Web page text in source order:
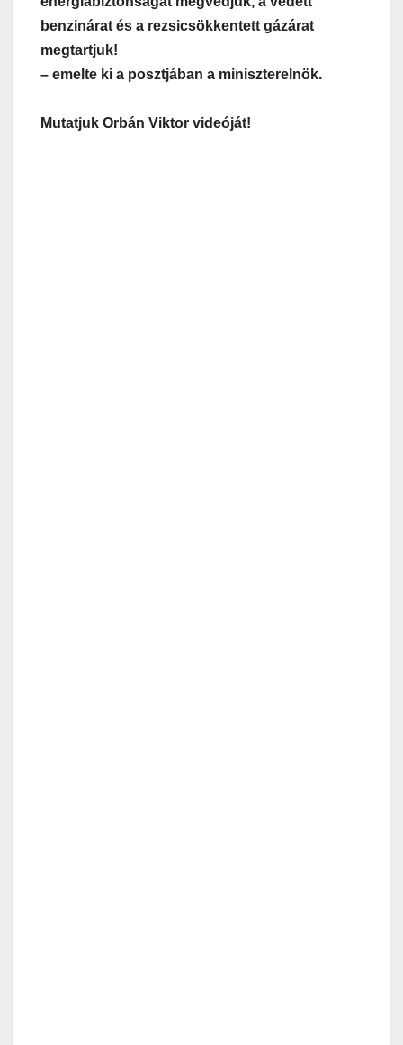
benzinárat és a rezsicsökkentett gázárat
megtartjuk!
– emelte ki a posztjában a miniszterelnök.
Mutatjuk Orbán Viktor videóját!